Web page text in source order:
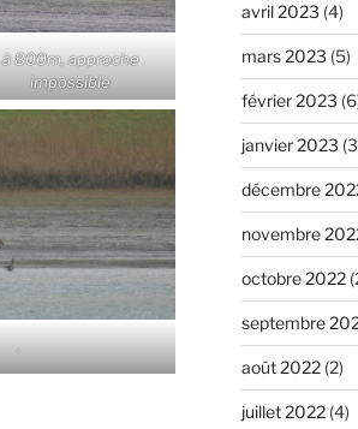
à 800m, approche
impossible
.
avril 2023 (4)
mars 2023 (5)
février 2023
janvier 2023
décembre
novembre
octobre 2022
septembre
août 2022(2)
juillet 2022(4)